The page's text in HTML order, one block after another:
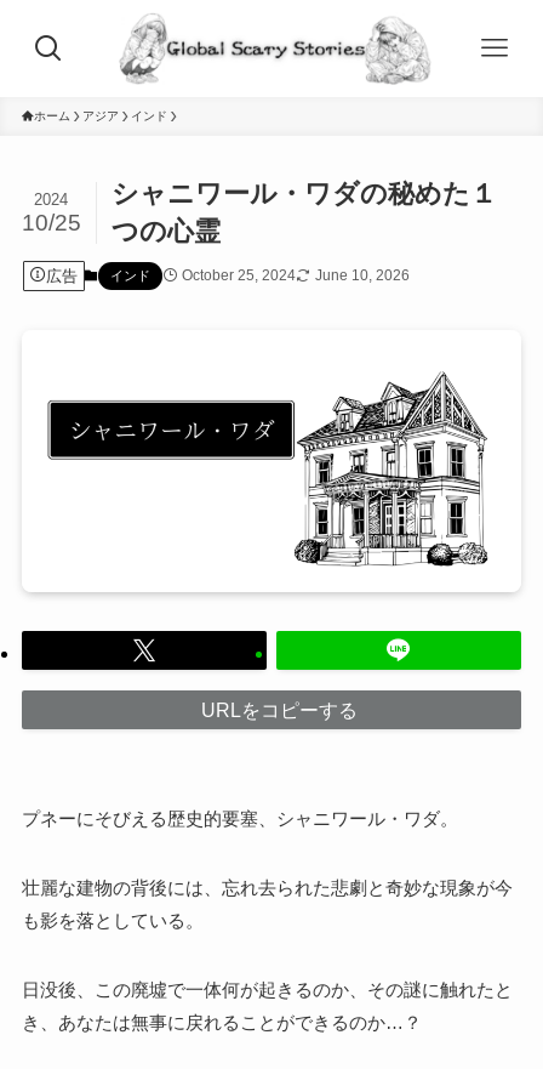
ホーム アジア インド
シャニワール・ワダの秘めた１
つの心霊
2024
10/25
広告 インド October 25, 2024 June 10, 2026
URLをコピーする
プネーにそびえる歴史的要塞、シャニワール・ワダ。
壮麗な建物の背後には、忘れ去られた悲劇と奇妙な現象が今
も影を落としている。
日没後、この廃墟で一体何が起きるのか、その謎に触れたと
き、あなたは無事に戻れることができるのか…？